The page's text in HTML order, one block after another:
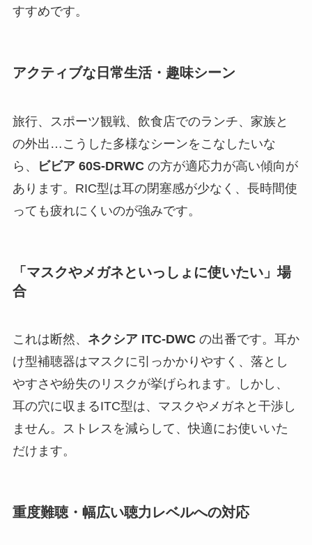
すすめです。
アクティブな日常生活・趣味シーン
旅行、スポーツ観戦、飲食店でのランチ、家族と
の外出…こうした多様なシーンをこなしたいな
ら、
ビビア 60S-DRWCの方が適応力が高い傾向が
あります。RIC型は耳の閉塞感が少なく、長時間使
っても疲れにくいのが強みです。
「マスクやメガネといっしょに使いたい」場
合
これは断然、 ネクシア ITC-DWCの出番です。耳か
け型補聴器はマスクに引っかかりやすく、落とし
やすさや紛失のリスクが挙げられます。しかし、
耳の穴に収まるITC型は、マスクやメガネと干渉し
ません。ストレスを減らして、快適にお使いいた
だけます。
重度難聴・幅広い聴力レベルへの対応